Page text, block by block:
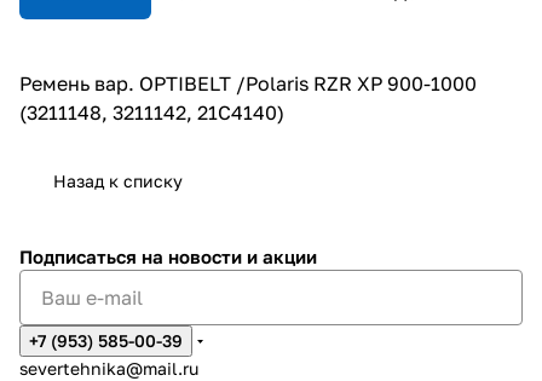
Ремень вар. OPTIBELT /Polaris RZR XP 900-1000
(3211148, 3211142, 21C4140)
Назад к списку
Подписаться на новости и акции
+7 (953) 585-00-39
severtehnika@mail.ru